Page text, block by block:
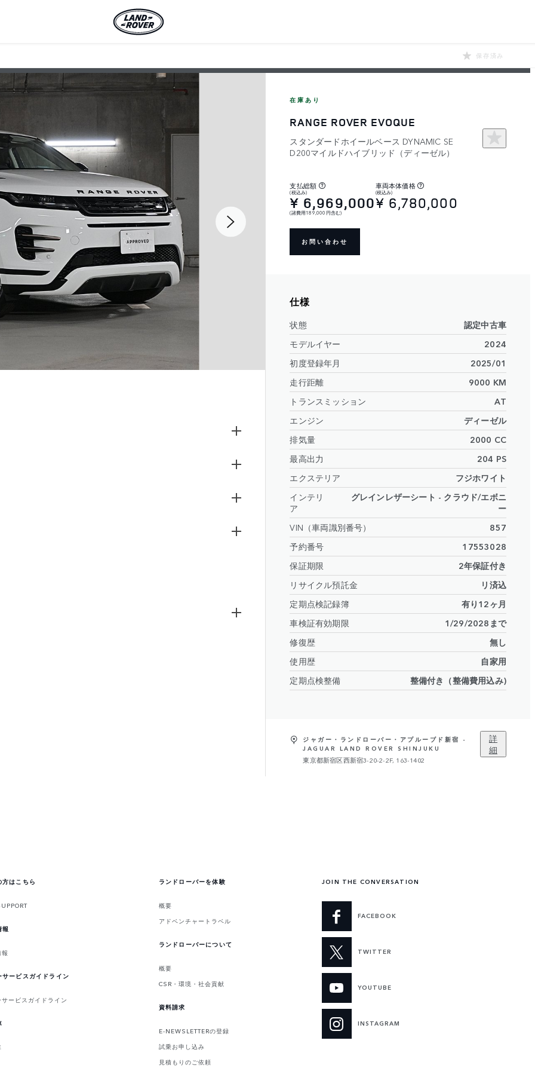
保存済み
在庫あり
RANGE ROVER EVOQUE
スタンダードホイールベース DYNAMIC SE
D200マイルドハイブリッド（ディーゼル）
支払総額
(税込み)
¥ 6,969,000
(諸費用189,000円含む)
車両本体価格
(税込み)
¥ 6,780,000
お問い合わせ
仕様
状態
認定中古車
モデルイヤー
2024
初度登録年月
2025/01
走行距離
9000 KM
トランスミッション
AT
エンジン
ディーゼル
排気量
2000 CC
最高出力
204 PS
エクステリア
フジホワイト
インテリ
ア
グレインレザーシート - クラウド/エボニ
ー
VIN（車両識別番号）
857
予約番号
17553028
保証期限
2年保証付き
リサイクル預託金
リ済込
定期点検記録簿
有り12ヶ月
車検証有効期限
1/29/2028まで
修復歴
無し
使用歴
自家用
定期点検整備
整備付き（整備費用込み)
ジャガー・ランドローバー・アプルーブド新宿 -
JAGUAR LAND ROVER SHINJUKU
東京都新宿区西新宿3-20-2-2F, 163-1402
詳
細
方はこちら
報
サービスガイドライン
ービスガイドライン
ランドローバーを体験
概要
アドベンチャートラベル
ランドローバーについて
概要
CSR・環境・社会貢献
資料請求
E-NEWSLETTERの登録
試乗お申し込み
見積もりのご依頼
JOIN THE CONVERSATION
FACEBOOK
TWITTER
YOUTUBE
INSTAGRAM